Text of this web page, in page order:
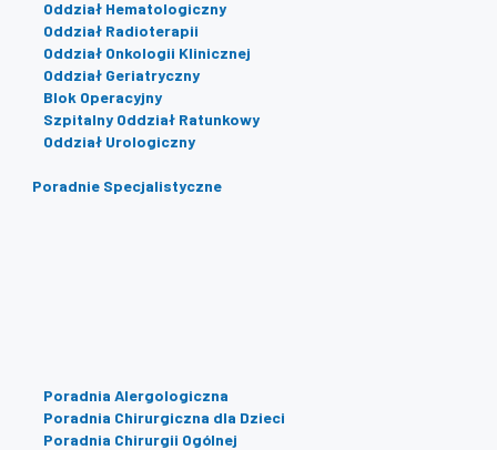
Oddział Hematologiczny
Oddział Radioterapii
Oddział Onkologii Klinicznej
Oddział Geriatryczny
Blok Operacyjny
Szpitalny Oddział Ratunkowy
Oddział Urologiczny
Poradnie Specjalistyczne
Poradnia Alergologiczna
Poradnia Chirurgiczna dla Dzieci
Poradnia Chirurgii Ogólnej